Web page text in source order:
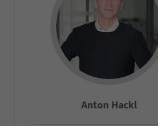
Anton Hackl